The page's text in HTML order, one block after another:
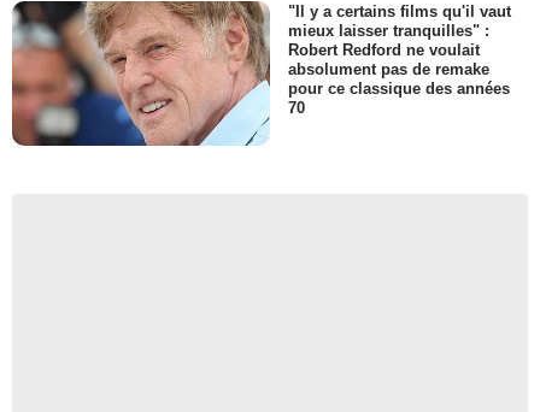
"Il y a certains films qu'il vaut
mieux laisser tranquilles" :
Robert Redford ne voulait
absolument pas de remake
pour ce classique des années
70